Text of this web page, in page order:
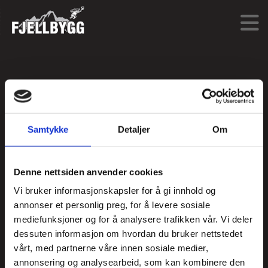
Samtykke Detaljer Om
Denne nettsiden anvender cookies
Vi bruker informasjonskapsler for å gi innhold og
annonser et personlig preg, for å levere sosiale
mediefunksjoner og for å analysere trafikken vår. Vi deler
dessuten informasjon om hvordan du bruker nettstedet
vårt, med partnerne våre innen sosiale medier,
annonsering og analysearbeid, som kan kombinere den
Fjellbygg AS
post@fjellbygg.no
Ansatte